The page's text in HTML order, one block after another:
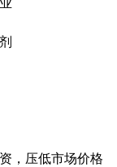
，压低市场价格